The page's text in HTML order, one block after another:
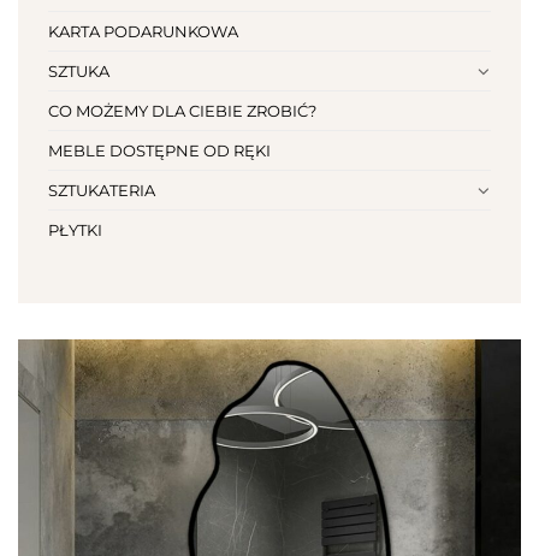
KARTA PODARUNKOWA
SZTUKA
CO MOŻEMY DLA CIEBIE ZROBIĆ?
MEBLE DOSTĘPNE OD RĘKI
SZTUKATERIA
PŁYTKI